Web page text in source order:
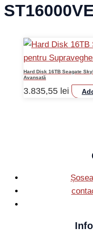
Hard Disk 16TB Seagate
Avansată
3.835,55 lei